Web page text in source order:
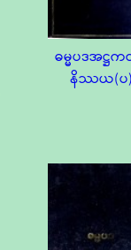
ဓမ္မပဒအဋ္ဌ
နိဿယ(ပ